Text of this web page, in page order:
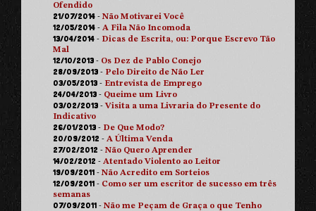
Ofendido
21/07/2014 -Não Motivarei Você
12/05/2014 -A Fila Não Incomoda
13/04/2014 - Dicas de Escrita, ou: Porque Escrevo Tão
Mal
12/10/2013 - Os Dez de Pablo Conejo
28/09/2013 - Pelo Direito de Não Ler
03/05/2013 - Entrevista de Emprego
24/04/2013 - Queime um Livro
03/02/2013 -Visita a uma Livraria do Presente do
Indicativo
26/01/2013 - De Que Modo?
20/09/2012 -A Última Venda
27/02/2012 -Não Quero Aprender
14/02/2012 -Atentado Violento ao Leitor
19/09/2011 -Não Acredito em Sorteios
12/09/2011 - Como ser um escritor de sucesso em três
semanas
07/09/2011 -Não me Peçam de Graça o que Tenho